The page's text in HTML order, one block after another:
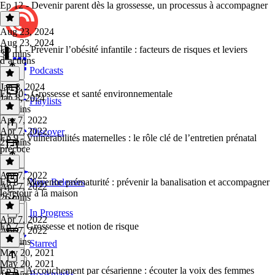
Podcasts
Playlists
Discover
New Releases
In Progress
Starred
Ep 12 - Devenir parent dès la grossesse, un processus à accompagner
Aug 23, 2024
Aug 23, 2024
31 mins
Ep 11 - Prévenir l’obésité infantile : facteurs de risques et leviers
d’actions
Jan 8, 2024
Jan 8, 2024
32 mins
Ep 10 - Grossesse et santé environnementale
Apr 7, 2022
Apr 7, 2022
21 mins
Ep 9 - Vulnérabilités maternelles : le rôle clé de l’entretien prénatal
précoce
Apr 7, 2022
Apr 7, 2022
26 mins
Ep 8 - Moyenne prématurité : prévenir la banalisation et accompagner
le retour à la maison
Apr 7, 2022
Apr 7, 2022
27 mins
Ep 7 - Grossesse et notion de risque
May 20, 2021
May 20, 2021
Ep 6 - Accouchement par césarienne : écouter la voix des femmes